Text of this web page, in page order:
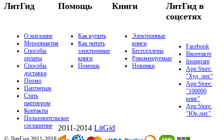
ЛитГид
О магазине
Мероприятия
Способы
оплаты
Способы
доставки
Промо
Партнерам
Стать
партнером
Контакты
Пользовательское
соглашение
Помощь
Как купить
Как читать
электронные
книги
Помощь
Книги
Электронные
книги
Бестселлеры
Рекомендуемые
Новинки
ЛитГид в
соцсетях
Facebook
Вконтакте
Instagram
App Store:
"Худ. лит."
App Store:
"100000
книг"
App Store:
"Юр.лит."
2011-2014 LitGid